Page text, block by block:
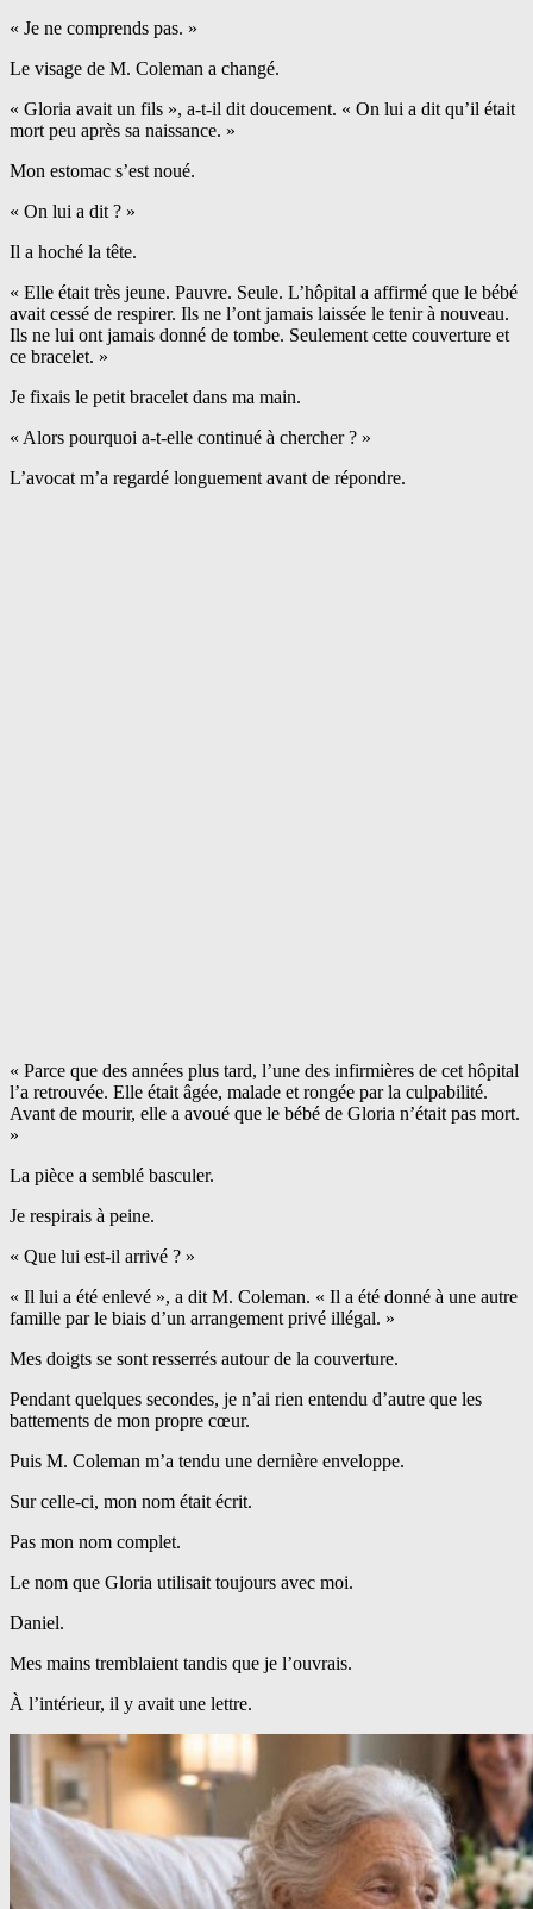
« Je ne comprends pas. »
Le visage de M. Coleman a changé.
« Gloria avait un fils », a-t-il dit doucement. « On lui a dit qu’il était
mort peu après sa naissance. »
Mon estomac s’est noué.
« On lui a dit ? »
Il a hoché la tête.
« Elle était très jeune. Pauvre. Seule. L’hôpital a affirmé que le bébé
avait cessé de respirer. Ils ne l’ont jamais laissée le tenir à nouveau.
Ils ne lui ont jamais donné de tombe. Seulement cette couverture et
ce bracelet. »
Je fixais le petit bracelet dans ma main.
« Alors pourquoi a-t-elle continué à chercher ? »
L’avocat m’a regardé longuement avant de répondre.
« Parce que des années plus tard, l’une des infirmières de cet hôpital
l’a retrouvée. Elle était âgée, malade et rongée par la culpabilité.
Avant de mourir, elle a avoué que le bébé de Gloria n’était pas mort.
»
La pièce a semblé basculer.
Je respirais à peine.
« Que lui est-il arrivé ? »
« Il lui a été enlevé », a dit M. Coleman. « Il a été donné à une autre
famille par le biais d’un arrangement privé illégal. »
Mes doigts se sont resserrés autour de la couverture.
Pendant quelques secondes, je n’ai rien entendu d’autre que les
battements de mon propre cœur.
Puis M. Coleman m’a tendu une dernière enveloppe.
Sur celle-ci, mon nom était écrit.
Pas mon nom complet.
Le nom que Gloria utilisait toujours avec moi.
Daniel.
Mes mains tremblaient tandis que je l’ouvrais.
À l’intérieur, il y avait une lettre.